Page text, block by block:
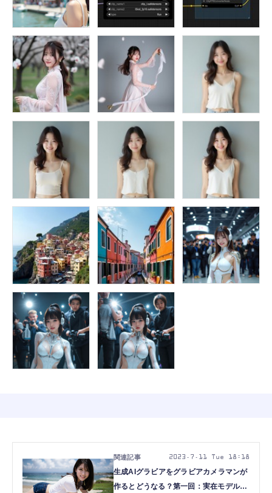
生成AIグラビアをグラビアカメラマンが
作るとどうなる？第一回：実在モデルで
2023.7.11 Tue 18:18